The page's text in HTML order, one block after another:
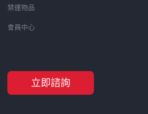
額外追加。
4、如遇不可抗力（包
禁運物品
會員中心
立即諮詢